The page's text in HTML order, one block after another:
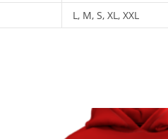
L, M, S, XL, XXL